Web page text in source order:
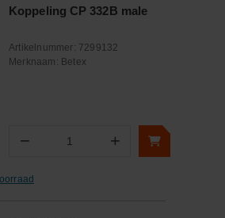
Koppeling CP 332B male
Artikelnummer: 7299132
Merknaam: Betex
− Aantal +